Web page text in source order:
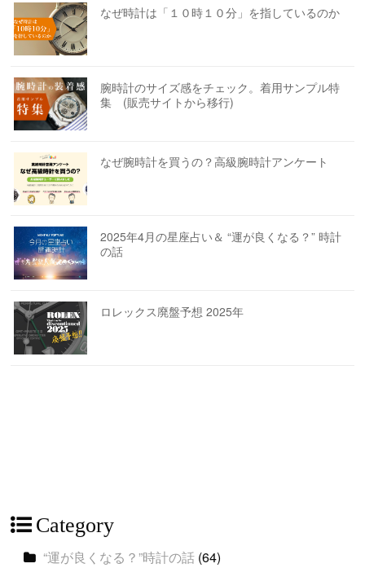
なぜ時計は「１０時１０分」を指しているのか
腕時計のサイズ感をチェック。着用サンプル特
集 (販売サイトから移行)
なぜ腕時計を買うの？高級腕時計アンケート
2025年4月の星座占い＆ “運が良くなる？” 時計
の話
ロレックス廃盤予想 2025年
Category
“運が良くなる？”時計の話 (64)